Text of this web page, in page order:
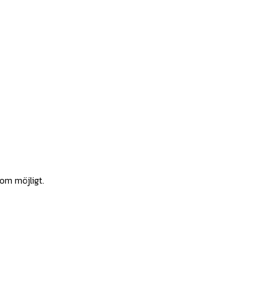
möjligt.